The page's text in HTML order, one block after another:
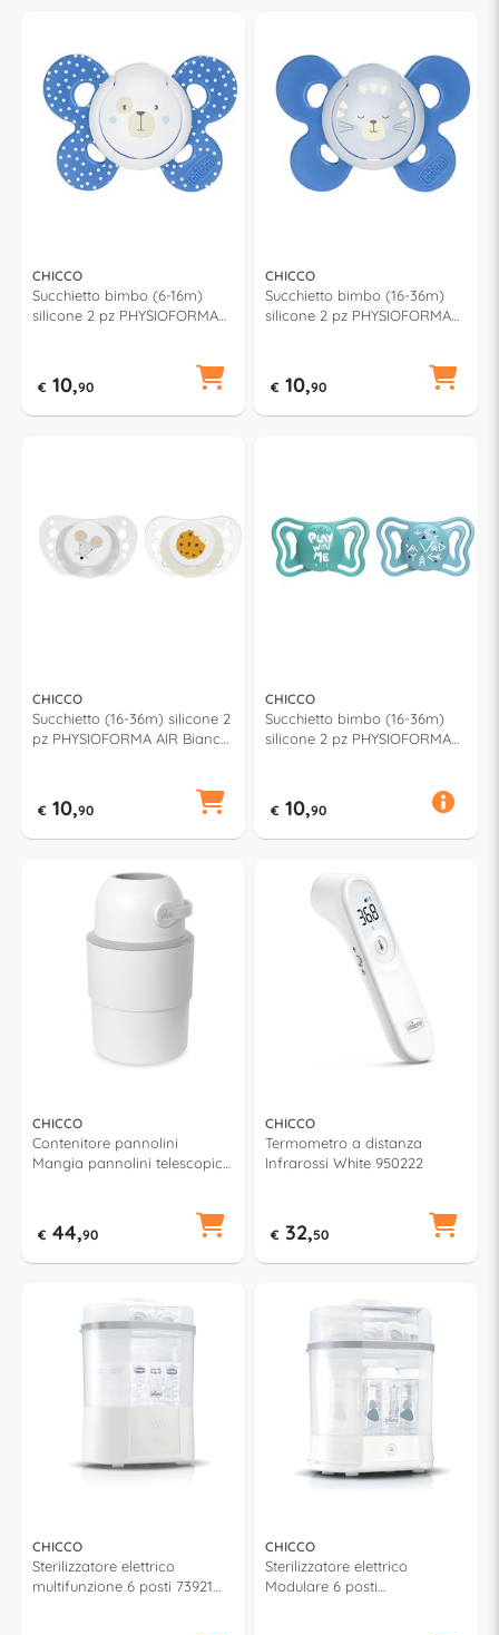
CHICCO
Succhietto bimbo (6-16m)
silicone 2 pz PHYSIOFORMA
€ 10,90
CHICCO
Succhietto bimbo (16-36m)
silicone 2 pz PHYSIOFORMA
€ 10,90
CHICCO
Succhietto (16-36m) silicone 2
pz PHYSIOFORMA AIR Bianco
€ 10,90
CHICCO
Succhietto bimbo (16-36m)
silicone 2 pz PHYSIOFORMA
€ 10,90
CHICCO
Contenitore pannolini
Mangia pannolini telescopico
€ 44,90
CHICCO
Termometro a distanza
Infrarossi White 950222
€ 32,50
CHICCO
Sterilizzatore elettrico
multifunzione 6 posti 73921
CHICCO
Sterilizzatore elettrico
Modulare 6 posti